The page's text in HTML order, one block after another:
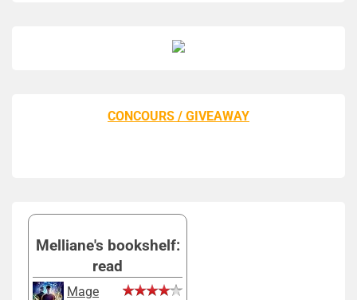
CONCOURS / GIVEAWAY
Melliane's bookshelf:
read
Mage